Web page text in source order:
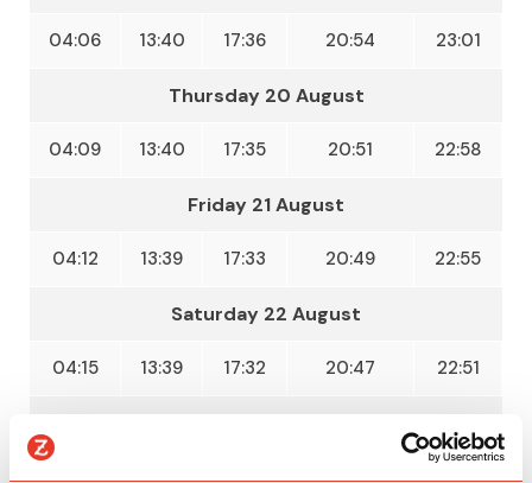
04:06 13:40 17:36 20:54 23:01
Thursday 20 August
04:09 13:40 17:35 20:51 22:58
Friday 21 August
04:12 13:39 17:33 20:49 22:55
Saturday 22 August
04:15 13:39 17:32 20:47 22:51
04:18 13:39 17:31 20:45 22:48